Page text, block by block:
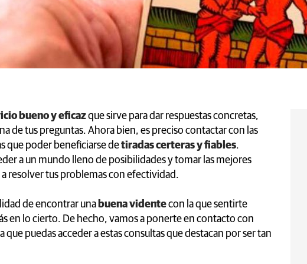
bueno y eficazque sirve para dar respuestas concretas,
de tus preguntas. Ahora bien, es preciso contactar con las
que poder beneficiarse detiradas certeras y fiables.
a un mundo lleno de posibilidades y tomar las mejores
resolver tus problemas con efectividad.
de encontrar una buena videntecon la que sentirte
en lo cierto. De hecho, vamos a ponerte en contacto con
puedas acceder a estas consultas que destacan por ser tan